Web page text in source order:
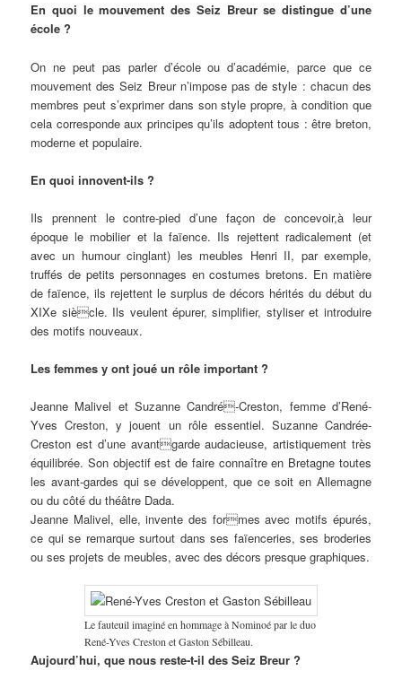
En quoi le mouvement des Seiz Breur se distingue d’une
école ?
On ne peut pas parler d’école ou d’académie, parce que ce
mouvement des Seiz Breur n’impose pas de style : chacun des
membres peut s’exprimer dans son style propre, à condition que
cela corresponde aux principes qu’ils adoptent tous : être breton,
moderne et populaire.
En quoi innovent-ils ?
Ils prennent le contre-pied d’une façon de concevoir,à leur
époque le mobilier et la faïence. Ils rejettent radicalement (et
avec un humour cinglant) les meubles Henri II, par exemple,
truffés de petits personnages en costumes bretons. En matière
de faïence, ils rejettent le surplus de décors hérités du début du
XIXe siècle. Ils veulent épurer, simplifier, styliser et introduire
des motifs nouveaux.
Les femmes y ont joué un rôle important ?
Jeanne Malivel et Suzanne Candré-Creston, femme d’René-
Yves Creston, y jouent un rôle essentiel. Suzanne Candrée-
Creston est d’une avantgarde audacieuse, artistiquement très
équilibrée. Son objectif est de faire connaître en Bretagne toutes
les avant-gardes qui se développent, que ce soit en Allemagne
ou du côté du théâtre Dada.
Jeanne Malivel, elle, invente des formes avec motifs épurés,
ce qui se remarque surtout dans ses faïenceries, ses broderies
ou ses projets de meubles, avec des décors presque graphiques.
Le fauteuil imaginé en hommage à Nominoé par le duo
René-Yves Creston et Gaston Sébilleau.
Aujourd’hui, que nous reste-t-il des Seiz Breur ?